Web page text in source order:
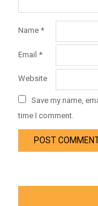
Name *
Email *
Website
Save my name,
time I comment.